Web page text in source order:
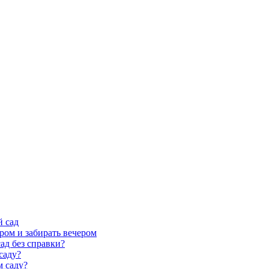
сад
и забирать вечером
без справки?
саду?